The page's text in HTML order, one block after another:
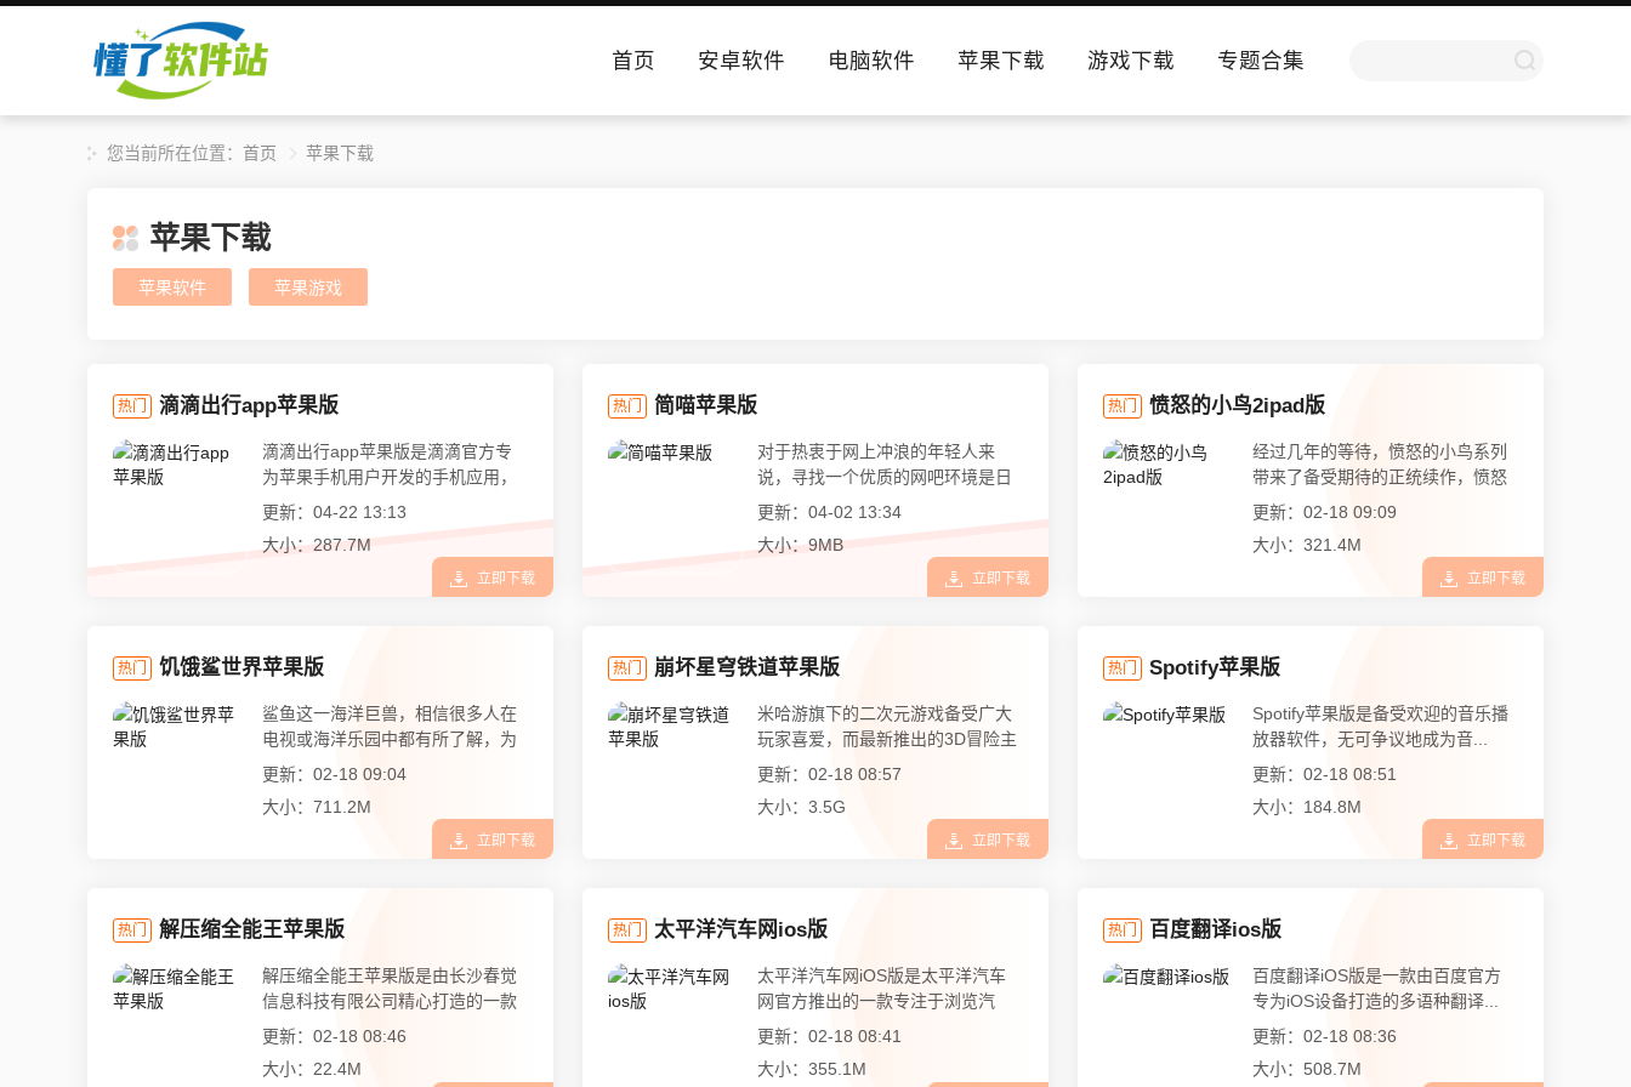
首页 安卓软件 电脑软件 苹果下载 游戏下载 专题合集
您当前所在位置： 首页 苹果下载
苹果下载
苹果软件 苹果游戏
热门 滴滴出行app苹果版
滴滴出行app苹果版是滴滴官方专
为苹果手机用户开发的手机应用，
它...
更新：04-22 13:13
大小：287.7M
立即下载
热门 简喵苹果版
对于热衷于网上冲浪的年轻人来
说，寻找一个优质的网吧环境是日
常的一...
更新：04-02 13:34
大小：9MB
立即下载
热门 愤怒的小鸟2ipad版
经过几年的等待，愤怒的小鸟系列
带来了备受期待的正统续作，愤怒
的小...
更新：02-18 09:09
大小：321.4M
立即下载
热门 饥饿鲨世界苹果版
鲨鱼这一海洋巨兽，相信很多人在
电视或海洋乐园中都有所了解，为
了让...
更新：02-18 09:04
大小：711.2M
立即下载
热门 崩坏星穹铁道苹果版
米哈游旗下的二次元游戏备受广大
玩家喜爱，而最新推出的3D冒险主
题...
更新：02-18 08:57
大小：3.5G
立即下载
热门 Spotify苹果版
Spotify苹果版是备受欢迎的音乐播
放器软件，无可争议地成为音...
更新：02-18 08:51
大小：184.8M
立即下载
热门 解压缩全能王苹果版
解压缩全能王苹果版是由长沙春觉
信息科技有限公司精心打造的一款
出色...
更新：02-18 08:46
大小：22.4M
热门 太平洋汽车网ios版
太平洋汽车网iOS版是太平洋汽车
网官方推出的一款专注于浏览汽
车...
更新：02-18 08:41
大小：355.1M
热门 百度翻译ios版
百度翻译iOS版是一款由百度官方
专为iOS设备打造的多语种翻译...
更新：02-18 08:36
大小：508.7M